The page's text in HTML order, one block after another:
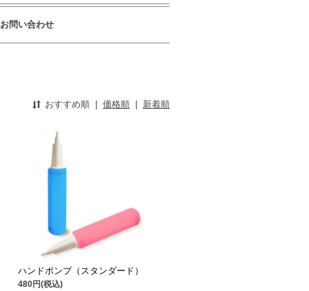
お問い合わせ
おすすめ順 | 価格順 | 新着順
ハンドポンプ（スタンダード）
480円(税込)